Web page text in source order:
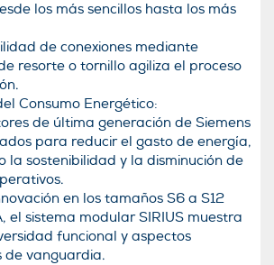
los más sencillos hasta los más
de conexiones mediante
resorte o tornillo agiliza el proceso
Consumo Energético:
de última generación de Siemens
para reducir el gasto de energía,
la sostenibilidad y la disminución de
en los tamaños S6 a S12
el sistema modular SIRIUS muestra
funcional y aspectos
de vanguardia.